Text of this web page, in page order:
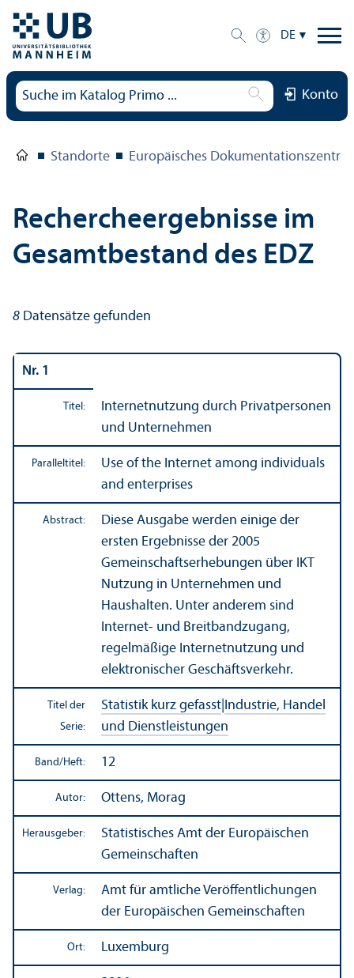
DE
Konto
Standorte Europäisches
Rechercheergebnisse im
Gesamtbestand des EDZ
8 Datensätze gefunden
Nr. 1
Titel:
Internetnutzung durch Privatpersonen
und Unter­nehmen
Paralleltitel:
Use of the Internet among individuals
and enterprises
Abstract:
Diese Ausgabe werden einige der
ersten Ergebnisse der 2005
Gemeinschafts­erhebungen über IKT
Nutzung in Unter­nehmen und
Haushalten. Unter anderem sind
Internet- und Breitbandzugang,
regelmäßige Internetnutzung und
elektronischer Geschäfts­verkehr.
Titel der
Serie:
Statistik kurz gefasst Industrie, Handel
und Dienstleistungen
Band/Heft: 12
Autor: Ottens, Morag
Herausgeber:
Statistisches Amt der Europäischen
Gemeinschaften
Verlag:
Amt für amtliche Veröffentlichungen
der Europäischen Gemeinschaften
Ort: Luxemburg